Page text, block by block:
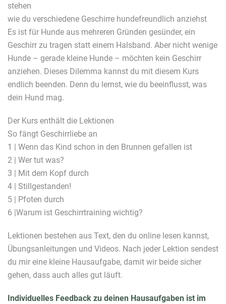
stehen
wie du verschiedene Geschirre hundefreundlich anziehst
Es ist für Hunde aus mehreren Gründen gesünder, ein
Geschirr zu tragen statt einem Halsband. Aber nicht wenige
Hunde – gerade kleine Hunde – möchten kein Geschirr
anziehen. Dieses Dilemma kannst du mit diesem Kurs
endlich beenden. Denn du lernst, wie du beeinflusst, was
dein Hund mag.
Der Kurs enthält die Lektionen
So fängt Geschirrliebe an
1 | Wenn das Kind schon in den Brunnen gefallen ist
2 | Wer tut was?
3 | Mit dem Kopf durch
4 | Stillgestanden!
5 | Pfoten durch
6 |Warum ist Geschirrtraining wichtig?
Lektionen bestehen aus Text, den du online lesen kannst,
Übungsanleitungen und Videos. Nach jeder Lektion sendest
du mir eine kleine Hausaufgabe, damit wir beide sicher
gehen, dass auch alles gut läuft.
Individuelles Feedback zu deinen Hausaufgaben ist im